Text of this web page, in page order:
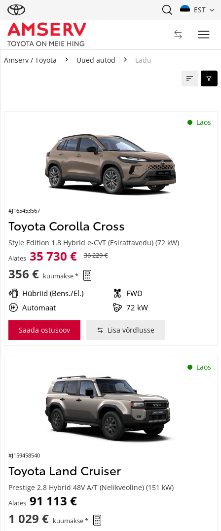
EST
Amserv / Toyota Uued autod Ladu
Laos
#J165453567
Toyota Corolla Cross
Style Edition 1.8 Hybrid e-CVT (Esirattavedu) (72 kW)
Alates 35 730 € 36 229 €
356 € kuumakse *
Hübriid (Bens./El.)
FWD
Automaat
72 kW
Saada ostusoov Lisa võrdlusse
Laos
#J159458540
Toyota Land Cruiser
Prestige 2.8 Hybrid 48V A/T (Nelikveoline) (151 kW)
Alates 91 113 €
1 029 € kuumakse *